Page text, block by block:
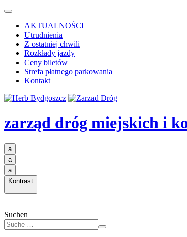
AKTUALNOŚCI
Utrudnienia
Z ostatniej chwili
Rozkłady jazdy
Ceny biletów
Strefa płatnego parkowania
Kontakt
zarząd dróg miejskich i
a
a
a
Kontrast
Suchen